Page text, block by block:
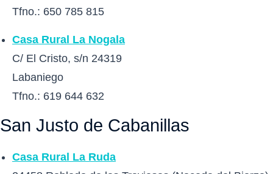
Tfno.: 650 785 815
Casa Rural La Nogala
C/ El Cristo, s/n 24319
Labaniego
Tfno.: 619 644 632
San Justo de Cabanillas
Casa Rural La Ruda